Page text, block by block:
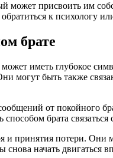
присвоить им
к
брате
иметь глубокое
могут быть также
от покойного
брата
и принятия потери.
начать двигаться